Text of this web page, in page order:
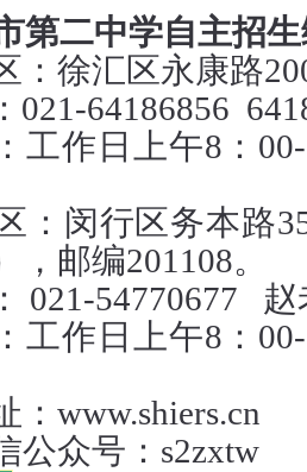
第二中学自主招
：徐汇区永康路
021-64186856
工作日上午8：
：闵行区务本路
邮编201108。
021-54770677 赵
工作日上午8：
：www.shiers.cn
公众号：s2zxtw